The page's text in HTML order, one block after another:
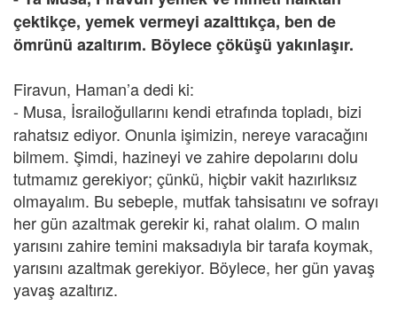
çektikçe, yemek vermeyi azalttıkça, ben de
ömrünü azaltırım. Böylece çöküşü yakınlaşır.
Firavun, Haman’a dedi ki:
- Musa, İsrailoğullarını kendi etrafında topladı, bizi
rahatsız ediyor. Onunla işimizin, nereye varacağını
bilmem. Şimdi, hazineyi ve zahire depolarını dolu
tutmamız gerekiyor; çünkü, hiçbir vakit hazırlıksız
olmayalım. Bu sebeple, mutfak tahsisatını ve sofrayı
her gün azaltmak gerekir ki, rahat olalım. O malın
yarısını zahire temini maksadıyla bir tarafa koymak,
yarısını azaltmak gerekiyor. Böylece, her gün yavaş
yavaş azaltırız.